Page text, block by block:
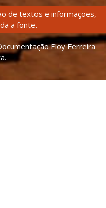
de textos e informações,
a fonte.
Eloy Ferreira